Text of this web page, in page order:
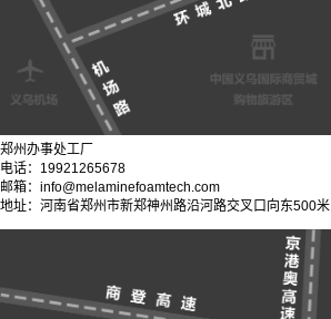
郑州办事处工厂
电话：19921265678
邮箱：info@melaminefoamtech.com
地址：河南省郑州市新郑神州路沿河路交叉口向东500米